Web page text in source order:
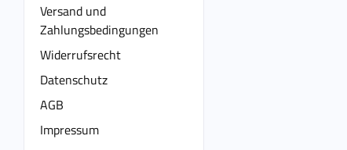
Versand und
Zahlungsbedingungen
Widerrufsrecht
Datenschutz
AGB
Impressum